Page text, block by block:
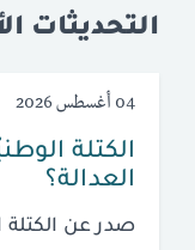
التحديثات
04 أغسطس 2026
الكتلة
العدالة؟
صدر عن الكتلة